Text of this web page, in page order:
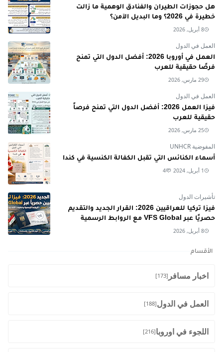
هل حجوزات الطيران والفنادق الوهمية ما زالت
خطيرة في 2026؟ وما البديل الآمن؟
8 أبريل, 2026
العمل في الدول
العمل في أوروبا 2026: أفضل الدول التي تمنح
فرصًا حقيقية للعرب
29 مارس, 2026
العمل في الدول
فيزا العمل 2026: أفضل الدول التي تمنح فرصاً
حقيقية للعرب
25 مارس, 2026
المفوضية UNHCR
أسماء الكنائس التي تقبل الكفالة الكنسية في كندا
1 أبريل, 2024 4
تأشيرات الدول
فيزا تركيا للعراقيين 2026: القرار الجديد والتقديم
حصريًا عبر VFS Global مع الروابط الرسمية
8 أبريل, 2026
الأقسام
اخبار مسافر [173]
العمل في الدول[188]
اللجوء في اوروبا[216]